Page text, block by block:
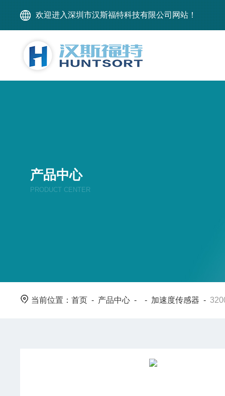
欢迎进入深圳市汉斯福特科技有限公司网站！
产品中心
PRODUCT CENTER
当前位置：首页 - 产品中心 - - 加速度传感器 -